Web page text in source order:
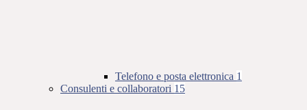
Telefono e posta elettronica 1
Consulenti e collaboratori 15